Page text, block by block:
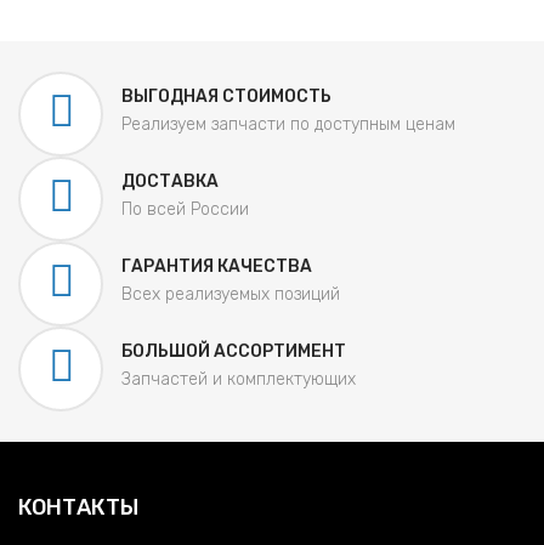
ВЫГОДНАЯ СТОИМОСТЬ
Реализуем запчасти по доступным ценам
ДОСТАВКА
По всей России
ГАРАНТИЯ КАЧЕСТВА
Всех реализуемых позиций
БОЛЬШОЙ АССОРТИМЕНТ
Запчастей и комплектующих
КОНТАКТЫ